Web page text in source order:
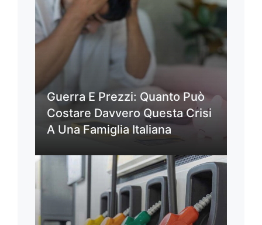
Guerra E Prezzi: Quanto Può
Costare Davvero Questa Crisi
A Una Famiglia Italiana